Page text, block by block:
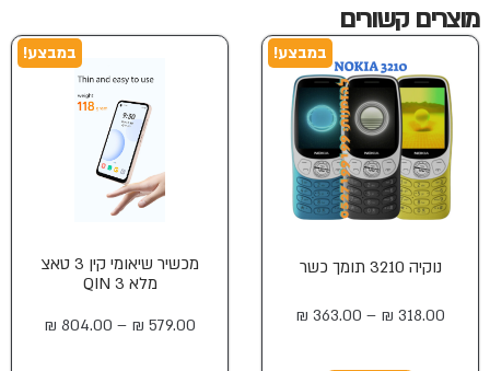
מוצרים קשורים
במבצע!
נוקיה 3210 תומך כשר
₪ 318.00
–
₪ 363.00
במבצע!
מכשיר שיאומי קין 3 טאצ
מלא QIN 3
₪ 579.00
–
₪ 804.00